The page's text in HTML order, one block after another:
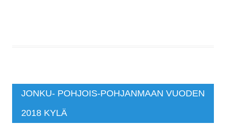
JONKU- POHJOIS-POHJANMAAN VUODEN
2018 KYLÄ